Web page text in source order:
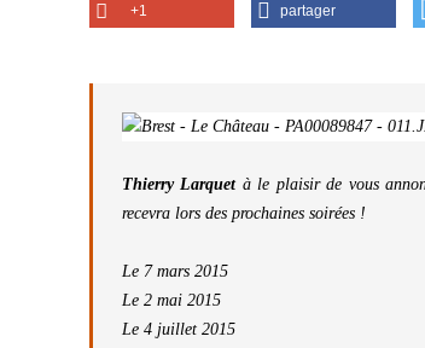
+1 partager
Thierry Larquetà le plaisir de vous
recevra lors des prochaines soirées !
Le 7 mars 2015
Le 2 mai 2015
Le 4 juillet 2015